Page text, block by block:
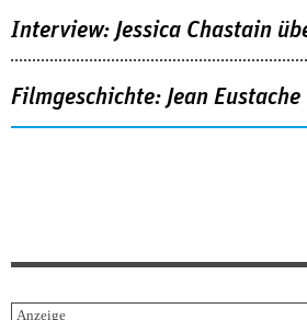
Interview: Jessica Chastain
Filmgeschichte: Jean Eustache